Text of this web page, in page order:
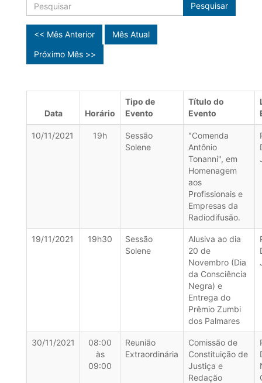
Pesquisar
<< Mês Anterior
Mês Atual
Próximo Mês >>
Data Horário
Tipo de
Evento
Título do
Evento
10/11/2021 19h
Sessão
Solene
"Comenda
Antônio
Tonanni", em
Homenagem
aos
Profissionais e
Empresas da
Radiodifusão.
19/11/2021 19h30
Sessão
Solene
Alusiva ao dia
20 de
Novembro (Dia
da Consciência
Negra) e
Entrega do
Prêmio Zumbi
dos Palmares
30/11/2021
08:00
às
09:00
Reunião
Extraordinária
Comissão de
Constituição de
Justiça e
Redação